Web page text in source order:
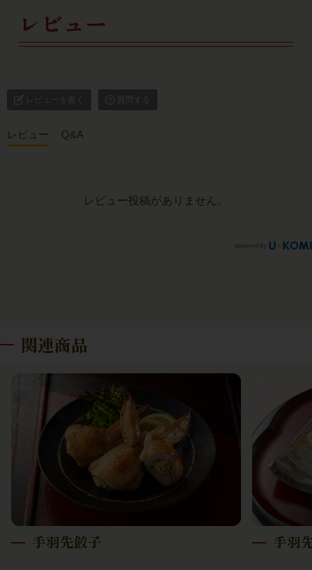
レビュー
レビューを書く 質問する
レビュー Q&A
レビュー投稿がありません。
関連商品
手羽先餃子 手羽